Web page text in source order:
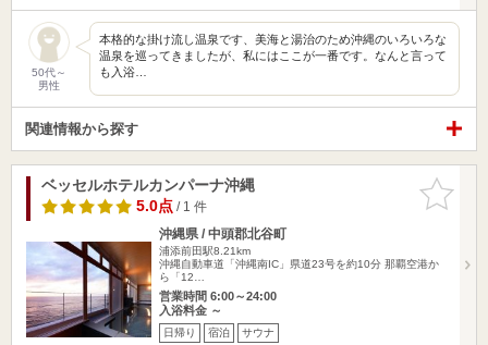
50代～
男性
本格的な掛け流し温泉です、美海と湯治のため沖縄のいろいろな
温泉を巡ってきましたが、私にはここが一番です。なんと言って
も入浴…
関連情報から探す
お気に入
りに追加
ベッセルホテルカンパーナ沖縄
5.0点/ 1 件
沖縄県 / 中頭郡北谷町
浦添前田駅8.21km
沖縄自動車道「沖縄南IC」県道23号を約10分 那覇空港か
ら「12…
営業時間 6:00～24:00
入浴料金 ～
日帰り 宿泊 サウナ